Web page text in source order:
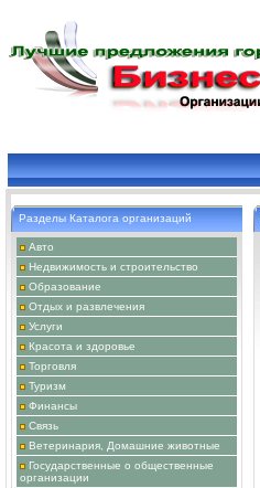
Разделы Каталога организаций
Авто
Недвижимость и строительство
Образование
Отдых и развлечения
Услуги
Красота и здоровье
Торговля
Туризм
Финансы
Связь
Ветеринария, Домашние животные
Государственные о общественные
организации